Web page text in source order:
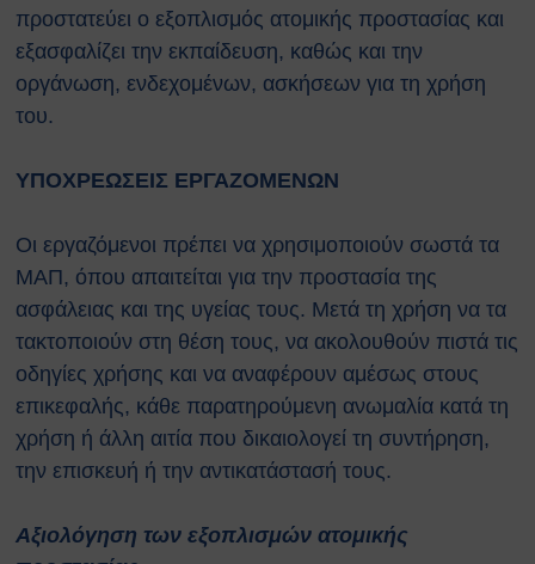
Κατολισθίσεις
Κάπνισμα
Παγκόσμια ημέρα κατά του
Νέα προϊόντα καπνού
Χρήσιμοι Σύνδεσμοι
Τηλέφωνα Ανάγκης
Ωράριο Ιατρού Εργασίας
Επικοινωνία
COPYRIGHT © 2026 ΑθήναΕΚΕΦΕ "Δημόκριτος"
προστατεύει ο εξοπλισμός ατομικής προστασίας και
εξασφαλίζει την εκπαίδευση, καθώς και την
οργάνωση, ενδεχομένων, ασκήσεων για τη χρήση
του.
ΥΠΟΧΡΕΩΣΕΙΣ ΕΡΓΑΖΟΜΕΝΩΝ
Οι εργαζόμενοι πρέπει να χρησιμοποιούν σωστά τα
ΜΑΠ, όπου απαιτείται για την προστασία της
ασφάλειας και της υγείας τους. Μετά τη χρήση να τα
τακτοποιούν στη θέση τους, να ακολουθούν πιστά τις
οδηγίες χρήσης και να αναφέρουν αμέσως στους
επικεφαλής, κάθε παρατηρούμενη ανωμαλία κατά τη
χρήση ή άλλη αιτία που δικαιολογεί τη συντήρηση,
την επισκευή ή την αντικατάστασή τους.
Αξιολόγηση των εξοπλισμών ατομικής